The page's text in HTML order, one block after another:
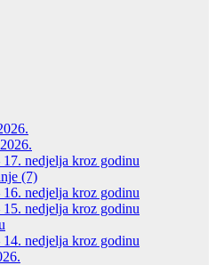
nedjelja kroz godinu
(7)
nedjelja kroz godinu
nedjelja kroz godinu
nedjelja kroz godinu